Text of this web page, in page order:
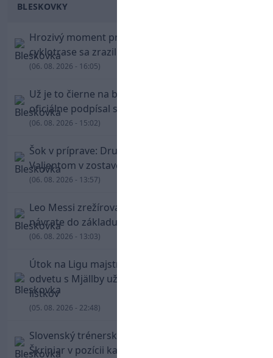
BLESKOVKY
Hrozivý moment pre Zdena Cháru! Na
cyklotrase sa zrazil s bežcom
(06. 08. 2026 - 16:05)
Už je to čierne na bielom: Mohamed Salah
oficiálne podpísal s Trabzonsporom
(06. 08. 2026 - 15:02)
Šok v príprave: Druholigová Mallorca s
Valjentom v zostave zdolala PSG
(06. 08. 2026 - 13:57)
Leo Messi zrežíroval obrat Interu Miami, pri
návrate do základu strelil dva góly
(06. 08. 2026 - 13:03)
Útok na Ligu majstrov láka! Slovan hlási na
odvetu s Mjällby už viac ako 13-tisíc predaných
lístkov
(05. 08. 2026 - 22:48)
Slovenský trénerský súboj pre Borbélyho,
Škriniar v pozícii kapitána potiahol Fenerbahce